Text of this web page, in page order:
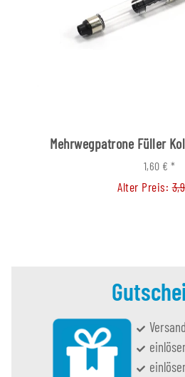
Mehrwegpatrone Füller
1,60 € *
Alter Preis: